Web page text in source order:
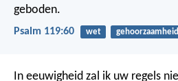
geboden.
Psalm 119:60 wet gehoorzaamheid
In eeuwigheid zal ik uw regels